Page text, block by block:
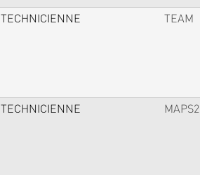
TECHNICIENNE TEAM
TECHNICIENNE MAPS2